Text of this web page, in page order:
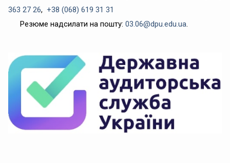
363 27 26, +38 (068) 619 31 31
Резюме надсилати на пошту: 03.06@dpu.edu.ua.